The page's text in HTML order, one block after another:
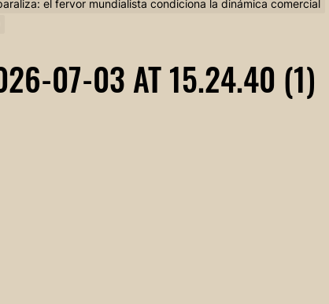
el fervor mundialista condiciona la dinámica comercial
07-03 AT 15.24.40 (1)